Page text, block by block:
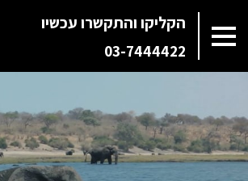
הקליקו והתקשרו עכשיו
03-7444422